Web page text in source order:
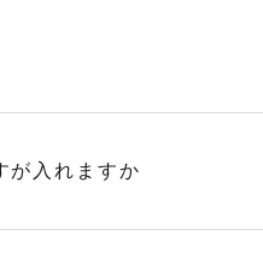
が入れますか